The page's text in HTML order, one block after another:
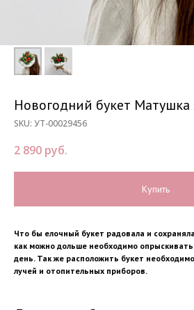
Новогодний букет Матушка
SKU: УТ-00029456
2 890 руб.
Купить
Что бы елочный букет радовала и
как можно дольше необходимо опрыскивать
день. Так же расположить букет
лучей и отопительных приборов.